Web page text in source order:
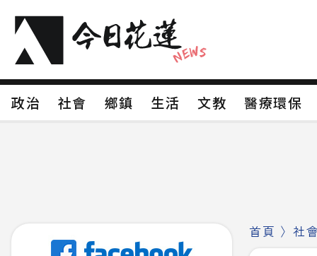
政治 社會 鄉鎮 生活 文教
醫療環保
首頁 〉社
政治 社會 鄉鎮 生活 文教 醫療環保